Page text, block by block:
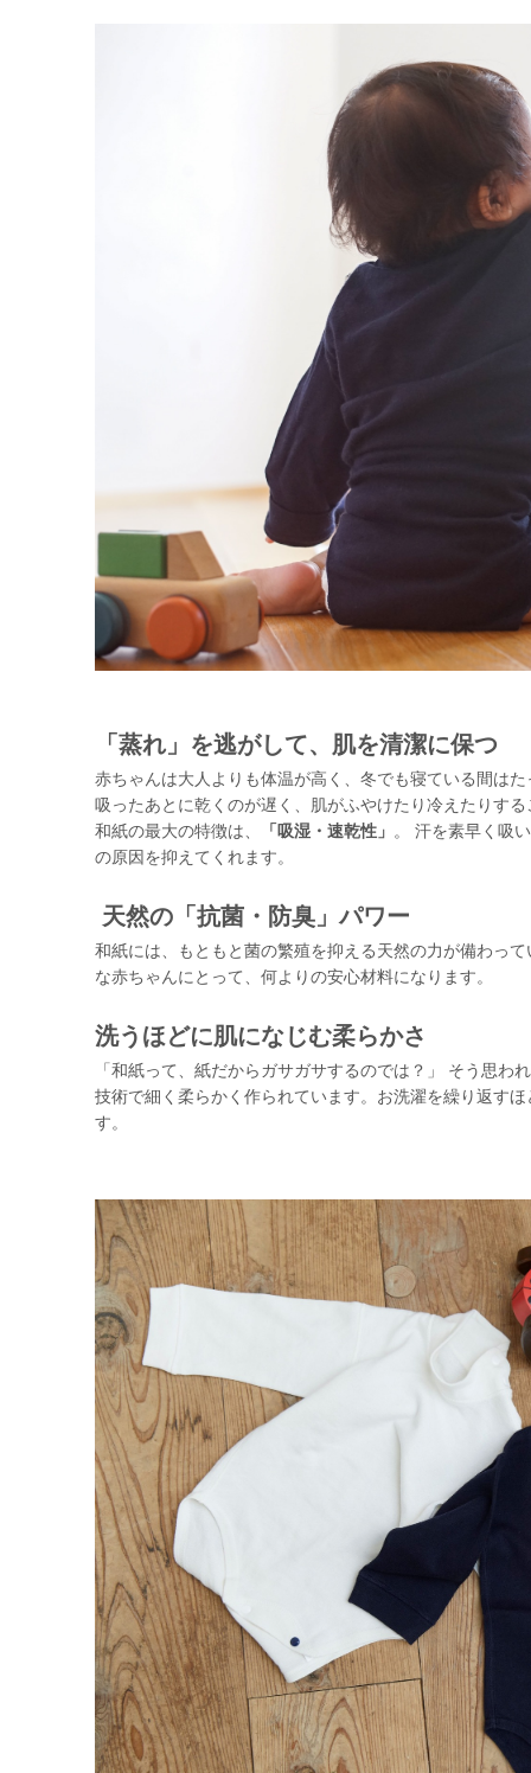
「蒸れ」を逃がして、肌を清潔に保つ
赤ちゃんは大人よりも体温が高く、冬でも寝ている間は
吸ったあとに乾くのが遅く、肌がふやけたり冷えたりする
和紙の最大の特徴は、
「吸湿・速乾性」 。
汗を素早く吸
の原因を抑えてくれます。
天然の「抗菌・防臭」パワー
和紙には、もともと菌の繁殖を抑える天然の力が備わっ
な赤ちゃんにとって、何よりの安心材料になります。
洗うほどに肌になじむ柔らかさ
「和紙って、紙だからガサガサするのでは？」 そう思
技術で細く柔らかく作られています。お洗濯を繰り返す
す。